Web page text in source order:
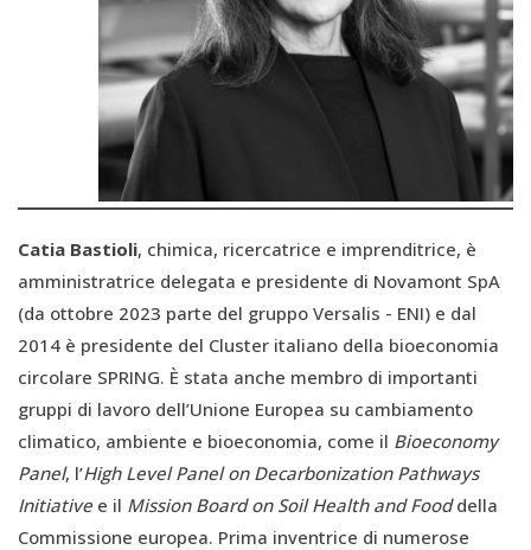
Catia Bastioli, chimica, ricercatrice e imprenditrice, è
amministratrice delegata e presidente di Novamont SpA
(da ottobre 2023 parte del gruppo Versalis - ENI) e dal
2014 è presidente del Cluster italiano della bioeconomia
circolare SPRING. È stata anche membro di importanti
gruppi di lavoro dell’Unione Europea su cambiamento
climatico, ambiente e bioeconomia, come il Bioeconomy
Panel, l’High Level Panel on Decarbonization Pathways
Initiative e il Mission Board on Soil Health and Fooddella
Commissione europea. Prima inventrice di numerose